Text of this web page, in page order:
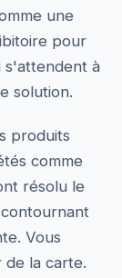
une
pour
s'attendent à
solution.
produits
comme
résolu le
Vous
la carte.